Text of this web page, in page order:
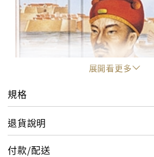
展開看更多
規格
退貨說明
付款/配送